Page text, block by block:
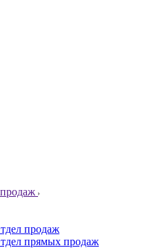
продаж
прямых продаж